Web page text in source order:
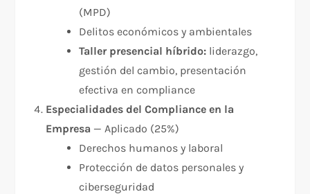
(MPD)
Delitos económicos y ambientales
Taller presencial híbrido: liderazgo,
gestión del cambio, presentación
efectiva en compliance​
Especialidades del Compliance en la
Empresa — Aplicado (25%)
Derechos humanos y laboral
Protección de datos personales y
ciberseguridad